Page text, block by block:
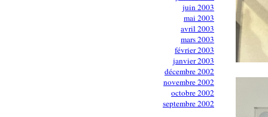
juin 2003
mai 2003
avril 2003
mars 2003
février 2003
janvier 2003
décembre 2002
novembre 2002
octobre 2002
septembre 2002